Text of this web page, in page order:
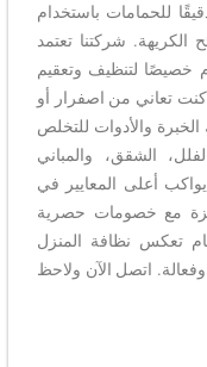
للحمامات باستخدام
الكريهة. شركتنا تعتمد
خصيصًا لتنظيف وتعقيم
كنت تعاني من اصفرار أو
والأدوات للتخلص
الشقق، والمباني
أعلى المعايير في
مع خصومات حصرية
تعكس نظافة المنزل
اتصل الآن ولاحظ